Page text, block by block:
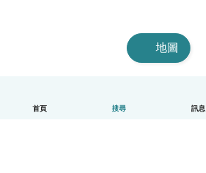
首頁 搜尋 訊息
地圖